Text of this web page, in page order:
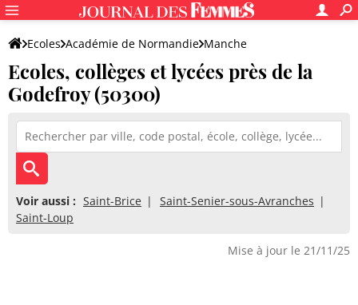
Ecoles Académie de Normandie Manche
Ecoles, collèges et lycées près de la
Godefroy (50300)
Voir aussi : Saint-Brice
Saint-Senier-sous-Avranches
Saint-Loup
Mise à jour le 21/11/25